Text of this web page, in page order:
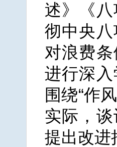
述》《
彻中央
对浪费
进行深
围绕“作
实际，
提出改进